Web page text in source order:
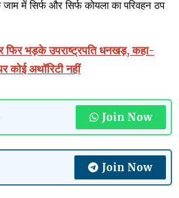
जाम में सिर्फ और सिर्फ कोयला का परिवहन ठप
फिर भड़के उपराष्ट्रपति धनखड़, कहा-
कोई अथॉरिटी नहीं
Join Now
Join Now